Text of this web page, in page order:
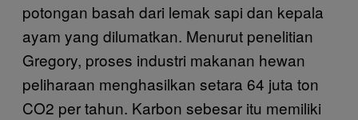
potongan basah dari lemak sapi dan kepala
ayam yang dilumatkan. Menurut penelitian
Gregory, proses industri makanan hewan
peliharaan menghasilkan setara 64 juta ton
CO2 per tahun. Karbon sebesar itu memiliki